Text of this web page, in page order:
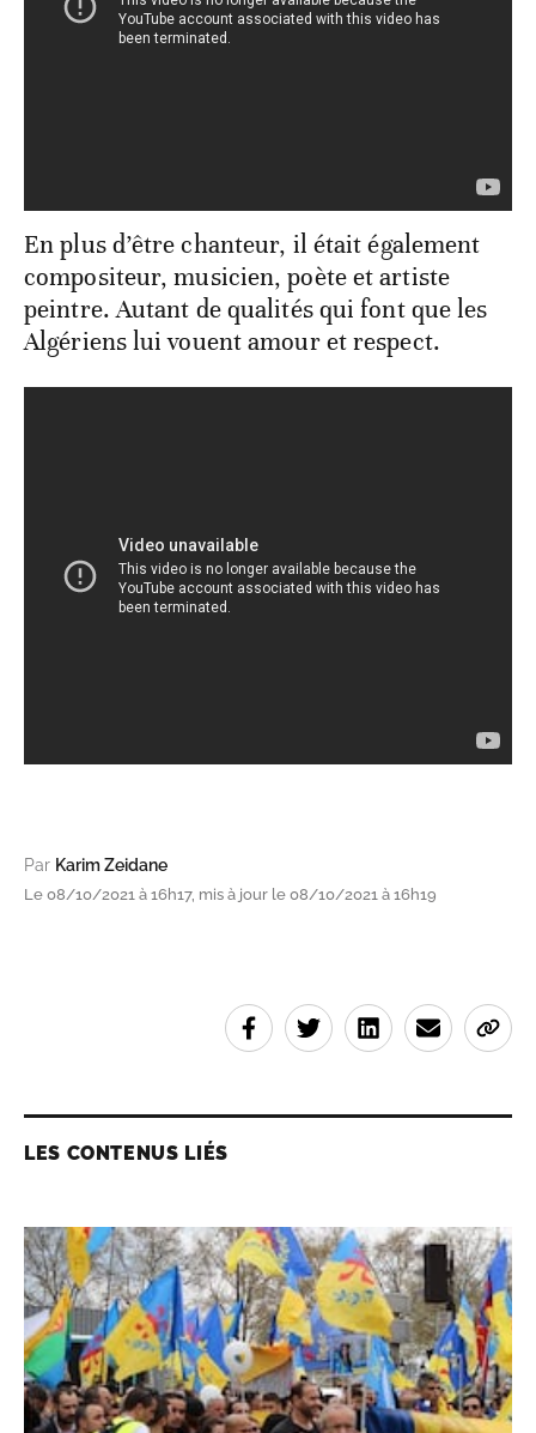
En plus d’être chanteur, il était également
compositeur, musicien, poète et artiste
peintre. Autant de qualités qui font que les
Algériens lui vouent amour et respect.
Par Karim Zeidane
Le 08/10/2021 à 16h17, mis à jour le 08/10/2021 à 16h19
LES CONTENUS LIÉS